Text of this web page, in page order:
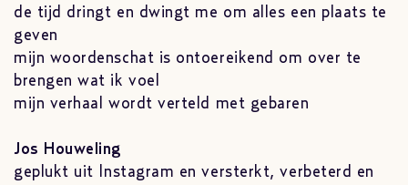
de tijd dringt en dwingt me om alles een plaats te
geven
mijn woordenschat is ontoereikend om over te
brengen wat ik voel
mijn verhaal wordt verteld met gebaren
Jos Houweling
geplukt uit Instagram en versterkt, verbeterd en